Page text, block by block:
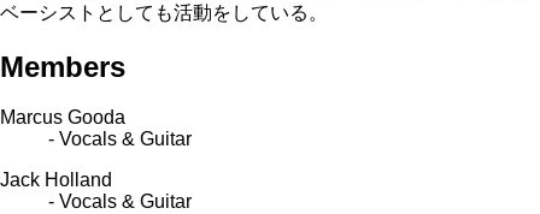
ベーシストとしても活動をしている。
Members
Marcus Gooda
- Vocals & Guitar
Jack Holland
- Vocals & Guitar